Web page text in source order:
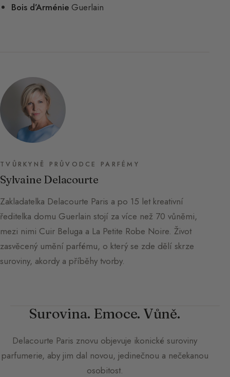
Bois d’Arménie Guerlain
TVŮRKYNĚ PRŮVODCE PARFÉMY
Sylvaine Delacourte
Zakladatelka Delacourte Paris a po 15 let kreativní
ředitelka domu Guerlain stojí za více než 70 vůněmi,
mezi nimi Cuir Beluga a La Petite Robe Noire. Život
zasvěcený umění parfému, o který se zde dělí skrze
suroviny, akordy a příběhy tvorby.
Surovina. Emoce. Vůně.
Delacourte Paris znovu objevuje ikonické suroviny
parfumerie, aby jim dal novou, jedinečnou a nečekanou
osobitost.